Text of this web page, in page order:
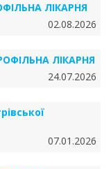
ЛІКАРНЯ
02.08.2026
ЛІКАРНЯ
24.07.2026
07.01.2026